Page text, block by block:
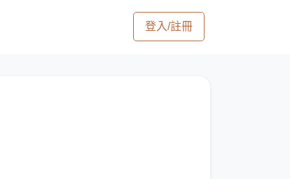
登入/註冊